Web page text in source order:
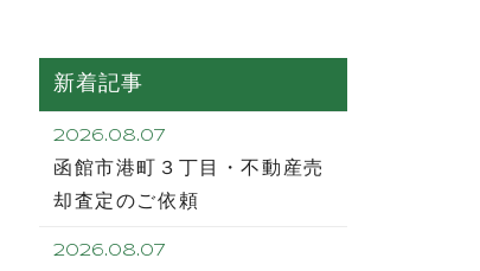
新着記事
2026.08.07
函館市港町３丁目・不動産売
却査定のご依頼
2026.08.07